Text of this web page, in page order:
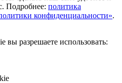
Подробнее: политика
конфиденциальности».
разрешаете использовать: